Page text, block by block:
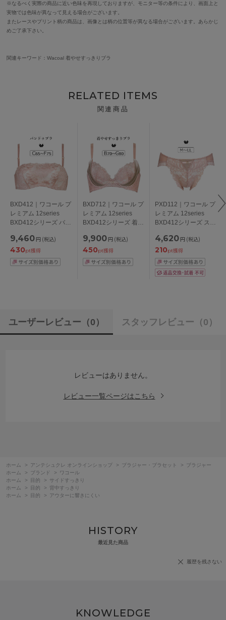
※なるべく実際の商品に近い色味を再現しておりますが、モニター等の条件により、画面上と
実物では色味が異なって見える場合がございます。
またレースやプリント柄の商品は、画像とは柄の位置等が異なる場合がございます。あらかじ
めご了承下さい。
関連キーワード：Wacoal 着やせすっきりブラ
RELATED ITEMS
関連商品
BXD412｜ワコール プ
レミアム 12series
BXD412シリーズ バン
単品 CDEFカップ ア
ンダー65/70/75cm
9,460 円 (税込)
430pt獲得
BXD712｜ワコール プ
レミアム 12series
BXD412シリーズ 着や
ジャー単品 BCDEFG
カップ アンダー
65/70/75/80/85cm
9,900 円 (税込)
450pt獲得
PXD112｜ワコール プ
レミアム 12series
BXD412シリーズ スタ
きこみ丈：あさめ
M/L/LL
4,620 円 (税込)
210pt獲得
ユーザーレビュー （0） スタッフレビュー （0）
レビューはありません。
レビュー一覧ページはこちら
ホーム > アンテシュクレ オンラインショップ > ブラジャー・ブラセット >
ブラジャー
ホーム
> ブランド >
ワコール
ホーム
> 目的 >
サイドすっきり
ホーム
> 目的 >
背中すっきり
ホーム
> 目的 > アウターに響きにくい
HISTORY
最近見た商品
履歴を残さない
KNOWLEDGE